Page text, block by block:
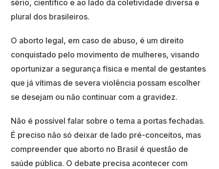
sério, científico e ao lado da coletividade diversa e
plural dos brasileiros.
O aborto legal, em caso de abuso, é um direito
conquistado pelo movimento de mulheres, visando
oportunizar a segurança física e mental de gestantes
que já vítimas de severa violência possam escolher
se desejam ou não continuar com a gravidez.
Não é possível falar sobre o tema a portas fechadas.
É preciso não só deixar de lado pré-conceitos, mas
compreender que aborto no Brasil é questão de
saúde pública. O debate precisa acontecer com